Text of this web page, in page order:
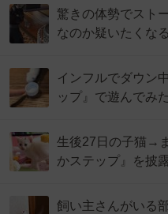
驚きの体勢でスト
なのか疑いたくな
インフルでダウン
ップ』で遊んでみ
生後27日の子猫→
かステップ』を披
飼い主さんがいる